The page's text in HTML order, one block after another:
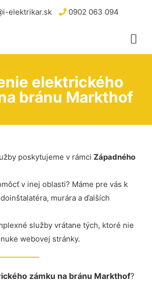
elektrikar.sk 0902 063 094
elektrického
bránu Markthof
poskytujeme v rámci Západného
v inej oblasti? Máme pre vás k
murára a ďalších
služby vrátane tých, ktoré nie
webovej stránky.
zámku na bránu Markthof?